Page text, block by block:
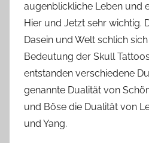
augenblickliche Leben und
Hier und Jetzt sehr wichtig.
Dasein und Welt schlich
Bedeutung der Skull
entstanden verschiedene
genannte Dualität von
und Böse die Dualität von
und Yang.